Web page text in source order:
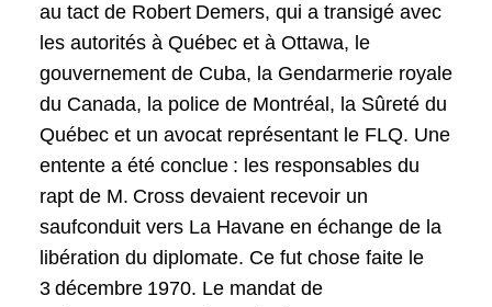
au tact de Robert Demers, qui a transigé avec
les autorités à Québec et à Ottawa, le
gouvernement de Cuba, la Gendarmerie royale
du Canada, la police de Montréal, la Sûreté du
Québec et un avocat représentant le FLQ. Une
entente a été conclue : les responsables du
rapt de M. Cross devaient recevoir un
saufconduit vers La Havane en échange de la
libération du diplomate. Ce fut chose faite le
3 décembre 1970. Le mandat de